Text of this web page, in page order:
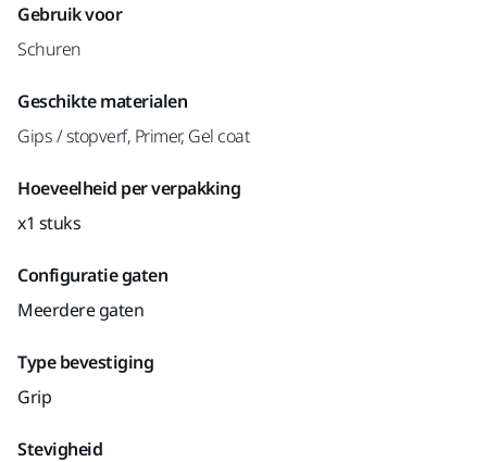
Gebruik voor
Schuren
Geschikte materialen
Gips / stopverf, Primer, Gel coat
Hoeveelheid per verpakking
x1 stuks
Configuratie gaten
Meerdere gaten
Type bevestiging
Grip
Stevigheid